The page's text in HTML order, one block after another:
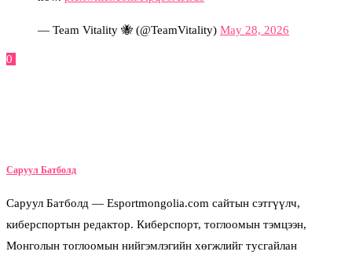
— Team Vitality 🐝 (@TeamVitality) May 28, 2026
0
Саруул Батболд
Саруул Батболд — Esportmongolia.com сайтын сэтгүүлч,
киберспортын редактор. Киберспорт, тоглоомын тэмцээн,
Монголын тоглоомын нийгэмлэгийн хөгжлийг тусгайлан